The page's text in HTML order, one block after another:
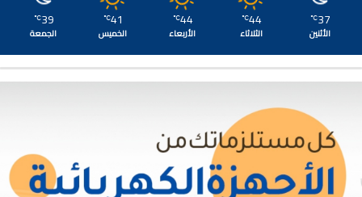
37
℃
الأثنين
44
℃
الثلاثاء
44
℃
الأربعاء
41
℃
الخميس
39
℃
الجمعة